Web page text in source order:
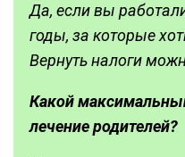
Да, если вы
годы, за которые
Вернуть налоги
Какой
лечение родителей?